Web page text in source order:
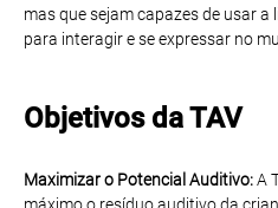
mas que sejam capazes de usar
para interagir e se expressar no
Objetivos da TAV
Maximizar o Potencial Auditivo:A